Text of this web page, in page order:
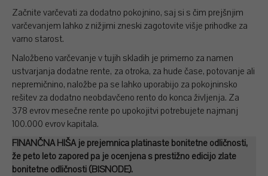
Začnite varčevati za dodatno pokojnino, saj si s čim prejšnjim
varčevanjem lahko z nižjimi zneski zagotovite višje prihodke za
varno starost.
Naložbeno varčevanje v tujih skladih je primerno za namen
ustvarjanja dodatne rente, za otroka, za hude čase, potovanje ali
nepremičnino, naložbe pa se lahko uporabijo za pokojninsko
rešitev za dodatno neobdavčeno rento do konca življenja. Za
378 evrov mesečne rente po upokojitvi potrebujete najmanj
100.000 evrov kapitala.
FINANČNA HIŠA je prejemnica platinaste bonitetne odličnosti,
že peto leto zapored pa je ocenjena s prestižno edicijo zlate
bonitetne odličnosti (BISNODE).